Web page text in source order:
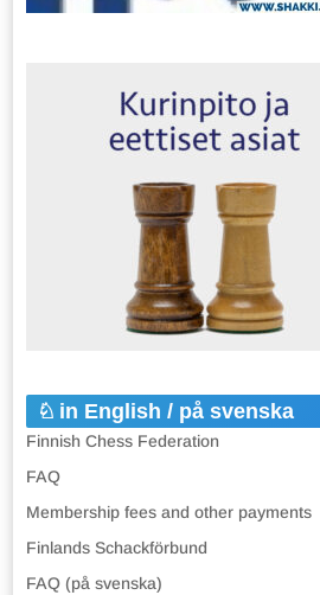
in English / på svenska
Finnish Chess Federation
FAQ
Membership fees and other payments
Finlands Schackförbund
FAQ (på svenska)